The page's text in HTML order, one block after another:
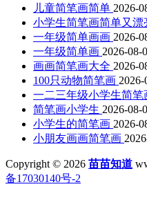
儿童简笔画简单 2026-
小学生简笔画简单又漂
一年级简单画画 2026-
一年级简单画 2026-08-
画画简笔画大全 2026-
100只动物简笔画 2026-
一二三年级小学生简笔
简笔画小学生 2026-08-
小学生的简笔画 2026-
小朋友画画简笔画
Copyright © 2026 苗苗知道
备17030140号-2